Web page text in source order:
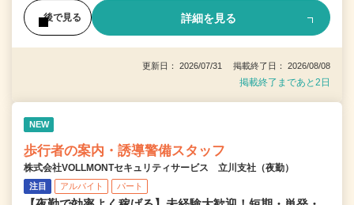
後で見る 詳細を見る
更新日： 2026/07/31 掲載終了日： 2026/08/08
掲載終了まであと2日
NEW
歩行者の案内・誘導警備スタッフ
株式会社VOLLMONTセキュリティサービス 立川支社（夜勤）
注目 アルバイト パート